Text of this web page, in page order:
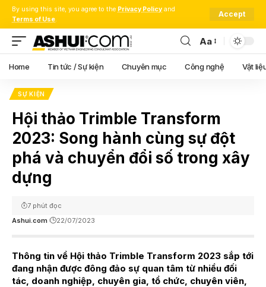
By using this site, you agree to the Privacy Policy and
Terms of Use.
Accept
Font
Resizer
Aa
Home Tin tức / Sự kiện Chuyên mục Công nghệ Vật
SỰ KIỆN
Hội thảo Trimble Transform
2023: Song hành cùng sự đột
phá và chuyển đổi số trong xây
dựng
Ashui.com 22/07/2023
7 phút đọc
Thông tin về Hội thảo Trimble Transform 2023 sắp tới
đang nhận được đông đảo sự quan tâm từ nhiều đối
tác, doanh nghiệp, chuyên gia, tổ chức, chuyên viên,